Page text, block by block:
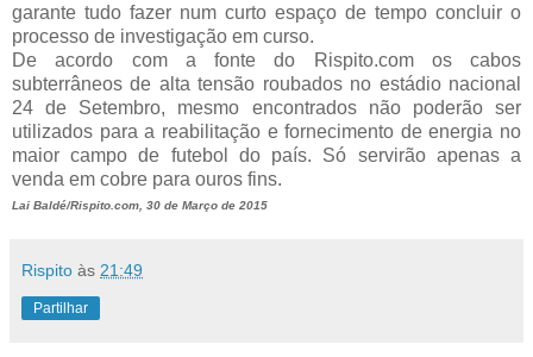
garante tudo fazer num curto espaço de tempo concluir o
processo de investigação em curso.
De acordo com a fonte do Rispito.com os cabos
subterrâneos de alta tensão roubados no estádio nacional
24 de Setembro, mesmo encontrados não poderão ser
utilizados para a reabilitação e fornecimento de energia no
maior campo de futebol do país. Só servirão apenas a
venda em cobre para ouros fins.
Lai Baldé/Rispito.com, 30 de Março de 2015
Rispito às 21:49
Partilhar